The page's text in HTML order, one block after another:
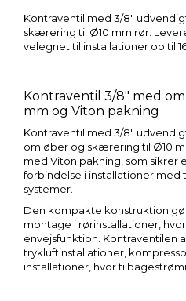
Kontraventil med 3/8″
skærering til Ø10 mm rør.
velegnet til installationer op til
Kontraventil 3/8″ med
mm og Viton pakning
Kontraventil med 3/8″
omløber og skærering til Ø10
med Viton pakning, som
forbindelse i installationer med
systemer.
Den kompakte konstruktion
montage i rørinstallationer,
envejsfunktion. Kontraventilen
trykluftinstallationer,
installationer, hvor